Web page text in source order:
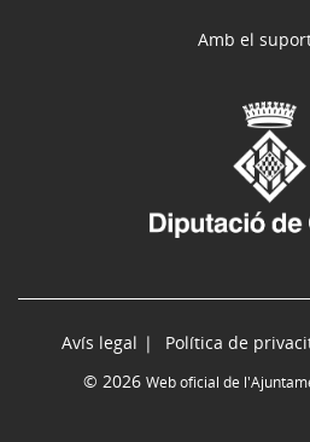
Avís legal Política de
© 2026 Web oficial de
Amb el